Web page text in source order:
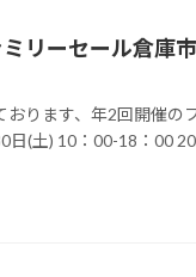
リーセール倉庫
おります、年2回開催
日(土) 10：00-18：00